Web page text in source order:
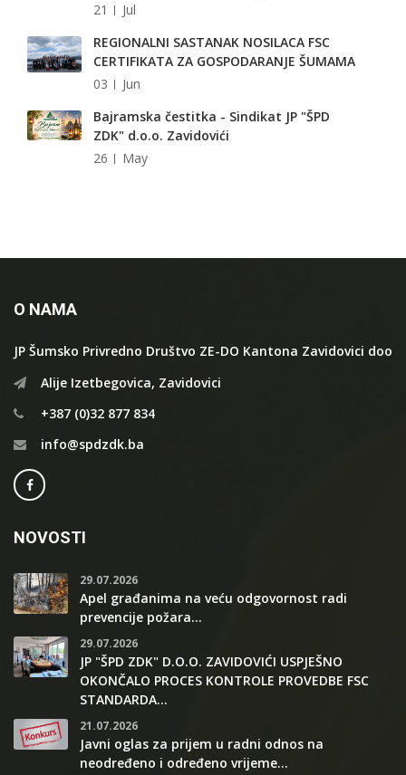
21
Jul
REGIONALNI SASTANAK NOSILACA FSC
CERTIFIKATA ZA GOSPODARANJE ŠUMAMA
03
Jun
Bajramska čestitka - Sindikat JP "ŠPD
ZDK" d.o.o. Zavidovići
26
May
O NAMA
JP Šumsko Privredno Društvo ZE-DO Kantona Zavidovici doo
Alije Izetbegovica, Zavidovici
+387 (0)32 877 834
info@spdzdk.ba
NOVOSTI
29.07.2026
Apel građanima na veću odgovornost radi
prevencije požara...
29.07.2026
JP "ŠPD ZDK" D.O.O. ZAVIDOVIĆI USPJEŠNO
OKONČALO PROCES KONTROLE PROVEDBE FSC
STANDARDA...
21.07.2026
Javni oglas za prijem u radni odnos na
neodređeno i određeno vrijeme...